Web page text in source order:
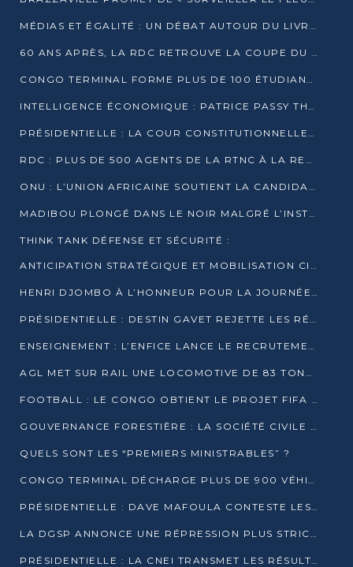
MÉDIAS ET ÉGALITÉ : UN DÉBAT AUTOUR DU LIVRE « CES FEMMES QUI REPRENNENT LE POUVOIR SUR LEUR VIE »
60 ANS APRÈS, LA RDC RETROUVE LA COUPE DU MONDE
CONGO TERMINAL FORME PLUS DE 100 ÉTUDIANTS AUX TECHNIQUES D’EMBAUCHE
INTELLIGENCE ÉCONOMIQUE : PATRICE PASSY THÉORISE UNE STRATÉGIE ADAPTÉE AUX CONTEXTES FRAGMENTÉS
PRÉSIDENTIELLE : LA COUR CONSTITUTIONNELLE CONFIRME LA VICTOIRE DE SASSOU NGUESSO AVEC 94,90 % DES SUFFRAGES
RDC : PLUS DE 500 AGENTS DE LA RTNC À LA RETRAITE, UNE PAGE SE TOURNE
ONU : L’UNION AFRICAINE SOUTIENT LA CANDIDATURE DE MACKY SALL
MADIBOU PLONGÉ DANS LE NOIR MALGRÉ L’INSTALLATION D’UN NOUVEAU TRANSFORMATEUR
THINK TANK DÉFENSE ET SÉCURITÉ :
ANTICIPATION STRATÉGIQUE ET MOBILISATION CITOYENNE POUR NOTRE SOUVERAINETÉ NATIONALE
HENRI DJOMBO À L’HONNEUR POUR LA JOURNÉE MONDIALE DU THÉÂTRE
PRÉSIDENTIELLE : DESTIN GAVET REJETTE LES RÉSULTATS ET APPELLE À UN DIALOGUE NATIONAL
ENSEIGNEMENT : L’ENFICE LANCE LE RECRUTEMENT DE SA PREMIÈRE PROMOTION DE PROFESSEURS DES ÉCOLES
AGL MET SUR RAIL UNE LOCOMOTIVE DE 83 TONNES À POINTE-NOIRE
FOOTBALL : LE CONGO OBTIENT LE PROJET FIFA ARENA POUR SES 15 DÉPARTEMENTS
GOUVERNANCE FORESTIÈRE : LA SOCIÉTÉ CIVILE CONGOLAISE AFFICHE SES PRIORITÉS POUR 2026
QUELS SONT LES “PREMIERS MINISTRABLES” ?
CONGO TERMINAL DÉCHARGE PLUS DE 900 VÉHICULES EN QUELQUES HEURES
PRÉSIDENTIELLE : DAVE MAFOULA CONTESTE LES RÉSULTATS PROVISOIRES
LA DGSP ANNONCE UNE RÉPRESSION PLUS STRICTE CONTRE LES MOTO-TAXIS
PRÉSIDENTIELLE : LA CNEI TRANSMET LES RÉSULTATS PROVISOIRES À LA COUR CONSTITUTIONNELLE